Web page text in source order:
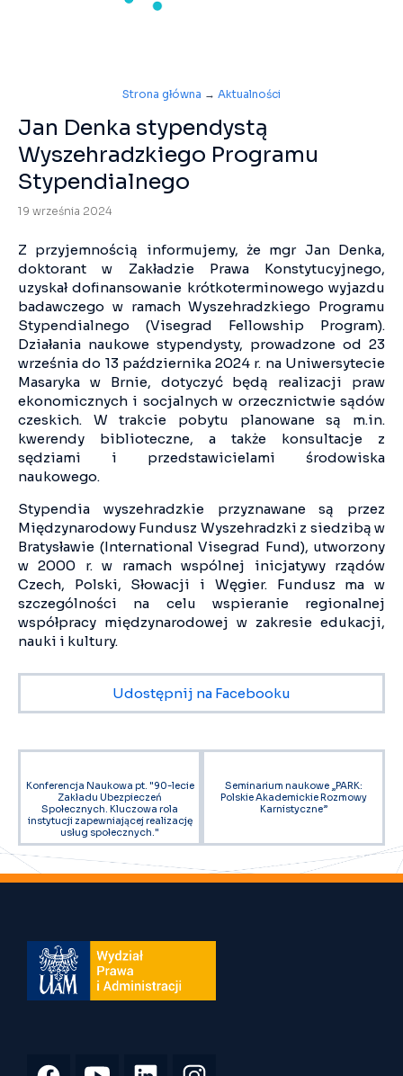
Strona główna → Aktualności
Jan Denka stypendystą
Wyszehradzkiego Programu
Stypendialnego
19 września 2024
Z przyjemnością informujemy, że mgr Jan Denka,
doktorant w Zakładzie Prawa Konstytucyjnego,
uzyskał dofinansowanie krótkoterminowego wyjazdu
badawczego w ramach Wyszehradzkiego Programu
Stypendialnego (Visegrad Fellowship Program).
Działania naukowe stypendysty, prowadzone od 23
września do 13 października 2024 r. na Uniwersytecie
Masaryka w Brnie, dotyczyć będą realizacji praw
ekonomicznych i socjalnych w orzecznictwie sądów
czeskich. W trakcie pobytu planowane są m.in.
kwerendy biblioteczne, a także konsultacje z
sędziami i przedstawicielami środowiska
naukowego.
Stypendia wyszehradzkie przyznawane są przez
Międzynarodowy Fundusz Wyszehradzki z siedzibą w
Bratysławie (International Visegrad Fund), utworzony
w 2000 r. w ramach wspólnej inicjatywy rządów
Czech, Polski, Słowacji i Węgier. Fundusz ma w
szczególności na celu wspieranie regionalnej
współpracy międzynarodowej w zakresie edukacji,
nauki i kultury.
Udostępnij na Facebooku
Konferencja Naukowa pt. "90-lecie
Zakładu Ubezpieczeń
Społecznych. Kluczowa rola
instytucji zapewniającej realizację
usług społecznych."
Seminarium naukowe „PARK:
Polskie Akademickie Rozmowy
Karnistyczne”